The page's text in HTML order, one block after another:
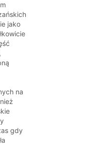
jako
na
gdy